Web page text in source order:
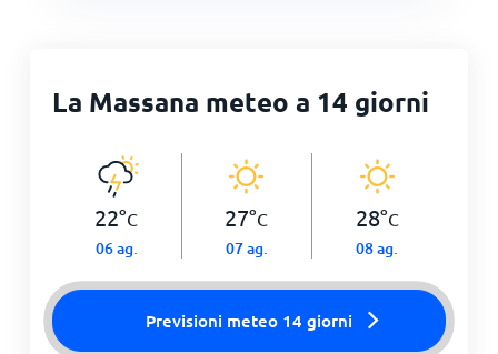
La Massana meteo a 14 giorni
22°C
06 ag.
27°C
07 ag.
28°C
08 ag.
Previsioni meteo 14 giorni